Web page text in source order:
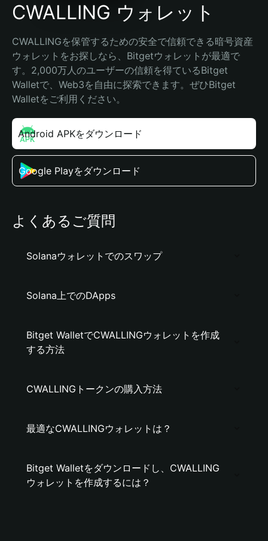
CWALLING ウォレット
CWALLINGを保管するための安全で信頼できる暗号資産
ウォレットをお探しなら、Bitgetウォレットが最適で
す。2,000万人のユーザーの信頼を得ているBitget
Walletで、Web3を自由に探索できます。ぜひBitget
Walletをご利用ください。
Android APKをダウンロード
Google Playをダウンロード
よくあるご質問
Solanaウォレットでのスワップ
Solana上でのDApps
Bitget WalletでCWALLINGウォレットを作成
する方法
CWALLINGトークンの購入方法
最適なCWALLINGウォレットは？
Bitget Walletをダウンロードし、CWALLING
ウォレットを作成するには？